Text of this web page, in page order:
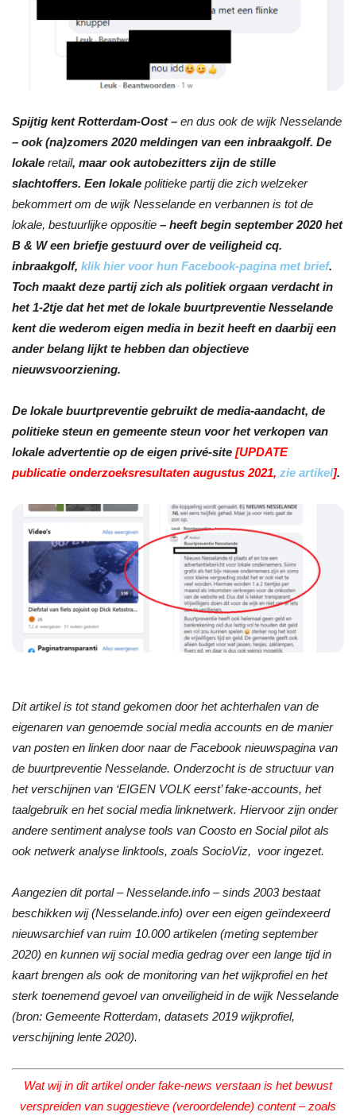
Spijtig kent Rotterdam-Oost – en dus ook de wijk Nesselande
– ook (na)zomers 2020 meldingen van een inbraakgolf. De
lokale retail, maar ook autobezitters zijn de stille
slachtoffers. Een lokale politieke partij die zich welzeker
bekommert om de wijk Nesselande en verbannen is tot de
lokale, bestuurlijke oppositie – heeft begin september 2020 het
B & W een briefje gestuurd over de veiligheid cq.
inbraakgolf, klik hier voor hun Facebook-pagina met brief.
Toch maakt deze partij zich als politiek orgaan verdacht in
het 1-2tje dat het met de lokale buurtpreventie Nesselande
kent die wederom eigen media in bezit heeft en daarbij een
ander belang lijkt te hebben dan objectieve
nieuwsvoorziening.
De lokale buurtpreventie gebruikt de media-aandacht, de
politieke steun en gemeente steun voor het verkopen van
lokale advertentie op de eigen privé-site [UPDATE
publicatie onderzoeksresultaten augustus 2021, zie artikel].
Dit artikel is tot stand gekomen door het achterhalen van de
eigenaren van genoemde social media accounts en de manier
van posten en linken door naar de Facebook nieuwspagina van
de buurtpreventie Nesselande. Onderzocht is de structuur van
het verschijnen van ‘EIGEN VOLK eerst’ fake-accounts, het
taalgebruik en het social media linknetwerk. Hiervoor zijn onder
andere sentiment analyse tools van Coosto en Social pilot als
ook netwerk analyse linktools, zoals SocioViz, voor ingezet.
Aangezien dit portal – Nesselande.info – sinds 2003 bestaat
beschikken wij (Nesselande.info) over een eigen geïndexeerd
nieuwsarchief van ruim 10.000 artikelen (meting september
2020) en kunnen wij social media gedrag over een lange tijd in
kaart brengen als ook de monitoring van het wijkprofiel en het
sterk toenemend gevoel van onveiligheid in de wijk Nesselande
(bron: Gemeente Rotterdam, datasets 2019 wijkprofiel,
verschijning lente 2020).
Wat wij in dit artikel onder fake-news verstaan is het bewust
verspreiden van suggestieve (veroordelende) content – zoals